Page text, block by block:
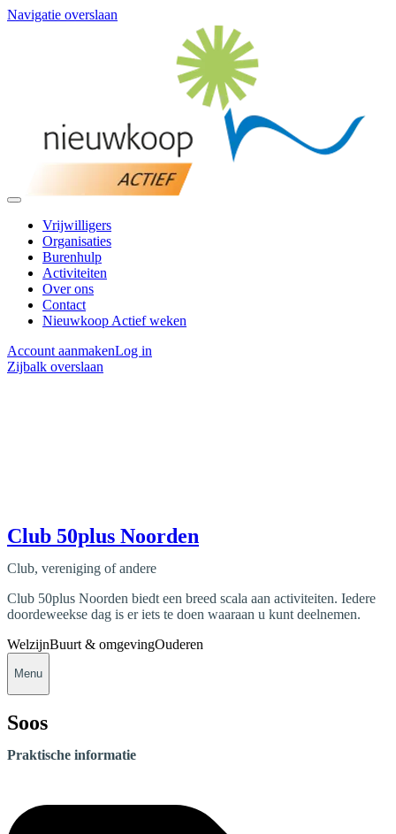
Navigatie overslaan
Vrijwilligers
Organisaties
Burenhulp
Activiteiten
Over ons
Contact
Nieuwkoop Actief weken
Account aanmakenLog in
Zijbalk overslaan
Club 50plus Noorden
Club, vereniging of andere
Club 50plus Noorden biedt een breed scala aan activiteiten. Iedere
doordeweekse dag is er iets te doen waaraan u kunt deelnemen.
WelzijnBuurt & omgevingOuderen
Menu
Soos
Praktische informatie